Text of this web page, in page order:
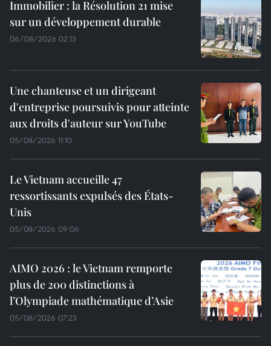
Immobilier : la Résolution 21 mise
sur un développement durable
06/08/2026 02:13
Une chanteuse et un dirigeant
d'entreprise poursuivis pour atteinte
aux droits d'auteur sur YouTube
05/08/2026 11:10
Le Vietnam accueille 47
ressortissants expulsés des États-
Unis
05/08/2026 09:06
AIMO 2026 : le Vietnam remporte
plus de 200 distinctions à
l’Olympiade mathématique d’Asie
05/08/2026 07:23